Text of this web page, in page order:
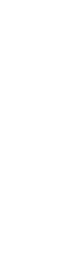
1995\n
Oy